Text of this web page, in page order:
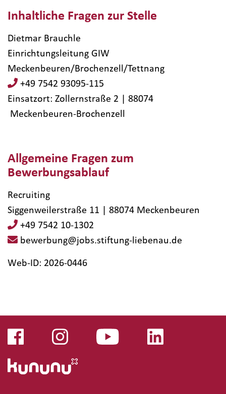
Inhaltliche Fragen zur Stelle
Dietmar Brauchle
Einrichtungsleitung GIW
Meckenbeuren/Brochenzell/Tettnang
+49 7542 93095-115
Einsatzort: Zollernstraße 2 | 88074​
Meckenbeuren-Brochenzell
Allgemeine Fragen zum
Bewerbungsablauf
Recruiting
Siggenweilerstraße 11 | 88074 Meckenbeuren
+49 7542 10-1302
bewerbung@jobs.stiftung-liebenau.de
Web-ID: 2026-0446